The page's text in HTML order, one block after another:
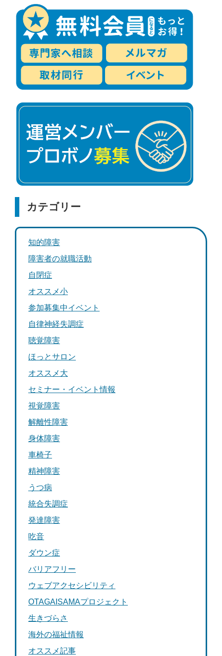
カテゴリー
知的障害
障害者の就職活動
自閉症
オススメ小
参加募集中イベント
自律神経失調症
聴覚障害
ほっとサロン
オススメ大
セミナー・イベント情報
視覚障害
解離性障害
身体障害
車椅子
精神障害
うつ病
統合失調症
発達障害
吃音
ダウン症
バリアフリー
ウェブアクセシビリティ
OTAGAISAMAプロジェクト
生きづらさ
海外の福祉情報
オススメ記事